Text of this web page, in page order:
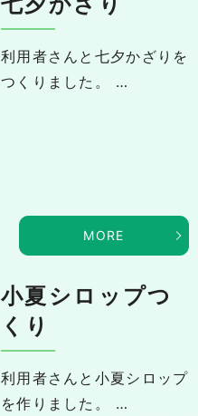
利用者さんと七夕かざりを
つくりました。 …
MORE
小夏シロップつ
くり
利用者さんと小夏シロップ
を作りました。 …